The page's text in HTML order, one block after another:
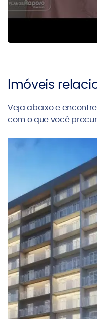
Imóveis
Veja abaixo e
com o que você